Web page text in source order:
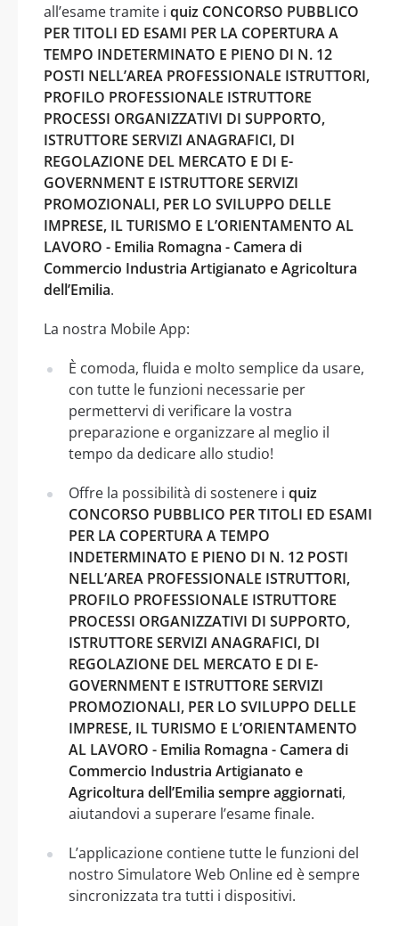
all’esame tramite i quiz CONCORSO PUBBLICO
PER TITOLI ED ESAMI PER LA COPERTURA A
TEMPO INDETERMINATO E PIENO DI N. 12
POSTI NELL’AREA PROFESSIONALE ISTRUTTORI,
PROFILO PROFESSIONALE ISTRUTTORE
PROCESSI ORGANIZZATIVI DI SUPPORTO,
ISTRUTTORE SERVIZI ANAGRAFICI, DI
REGOLAZIONE DEL MERCATO E DI E-
GOVERNMENT E ISTRUTTORE SERVIZI
PROMOZIONALI, PER LO SVILUPPO DELLE
IMPRESE, IL TURISMO E L’ORIENTAMENTO AL
LAVORO - Emilia Romagna - Camera di
Commercio Industria Artigianato e Agricoltura
dell’Emilia.
La nostra Mobile App:
È comoda, fluida e molto semplice da usare,
con tutte le funzioni necessarie per
permettervi di verificare la vostra
preparazione e organizzare al meglio il
tempo da dedicare allo studio!
Offre la possibilità di sostenere i quiz
CONCORSO PUBBLICO PER TITOLI ED ESAMI
PER LA COPERTURA A TEMPO
INDETERMINATO E PIENO DI N. 12 POSTI
NELL’AREA PROFESSIONALE ISTRUTTORI,
PROFILO PROFESSIONALE ISTRUTTORE
PROCESSI ORGANIZZATIVI DI SUPPORTO,
ISTRUTTORE SERVIZI ANAGRAFICI, DI
REGOLAZIONE DEL MERCATO E DI E-
GOVERNMENT E ISTRUTTORE SERVIZI
PROMOZIONALI, PER LO SVILUPPO DELLE
IMPRESE, IL TURISMO E L’ORIENTAMENTO
AL LAVORO - Emilia Romagna - Camera di
Commercio Industria Artigianato e
Agricoltura dell’Emilia sempre aggiornati,
aiutandovi a superare l’esame finale.
L’applicazione contiene tutte le funzioni del
nostro Simulatore Web Online ed è sempre
sincronizzata tra tutti i dispositivi.